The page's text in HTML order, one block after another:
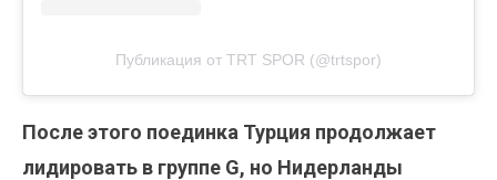
Публикация от TRT SPOR (@trtspor)
После этого поединка Турция продолжает
лидировать в группе G, но Нидерланды